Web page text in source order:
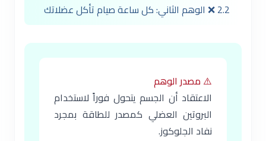
2.2 ❌ الوهم الثاني: كل ساعة صيام تأكل عضلاتك
⚠️ مصدر الوهم
الاعتقاد أن الجسم يتحول فوراً لاستخدام
البروتين العضلي كمصدر للطاقة بمجرد
نفاد الجلوكوز.